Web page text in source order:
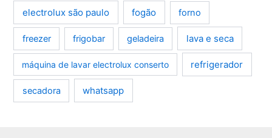
electrolux são paulo fogão forno
freezer frigobar geladeira lava e seca
máquina de lavar electrolux conserto refrigerador
secadora whatsapp